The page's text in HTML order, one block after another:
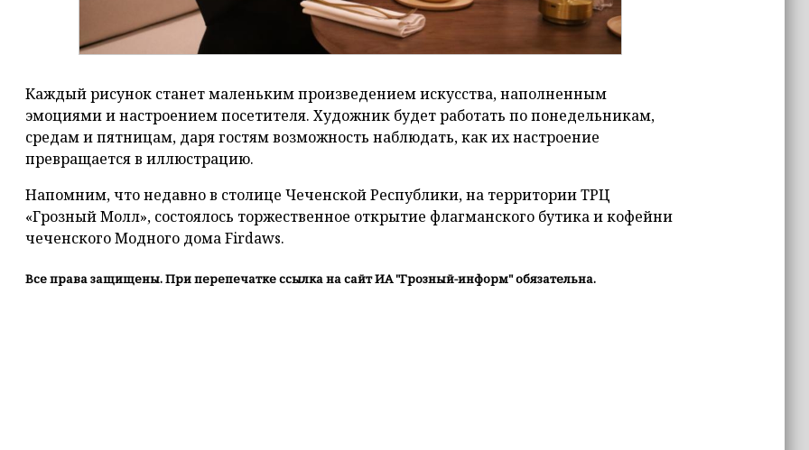
Каждый рисунок станет маленьким произведением искусства, наполненным
эмоциями и настроением посетителя. Художник будет работать по понедельникам,
средам и пятницам, даря гостям возможность наблюдать, как их настроение
превращается в иллюстрацию.
Напомним, что недавно в столице Чеченской Республики, на территории ТРЦ
«Грозный Молл», состоялось торжественное открытие флагманского бутика и кофейни
чеченского Модного дома Firdaws.
Все права защищены. При перепечатке ссылка на сайт ИА "Грозный-информ" обязательна.